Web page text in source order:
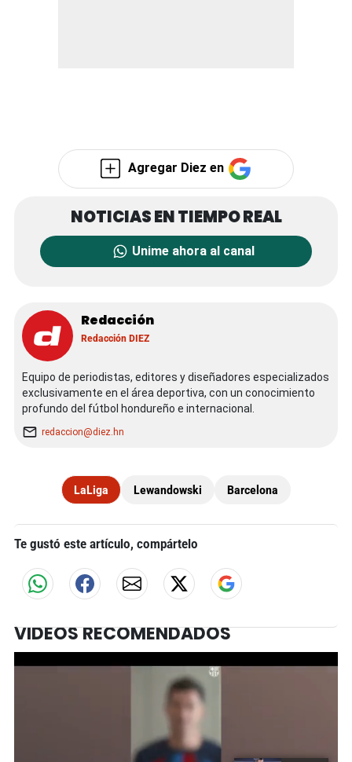
Agregar Diez en
Unime ahora al canal
Redacción
Redacción DIEZ
Equipo de periodistas, editores y diseñadores especializados
exclusivamente en el área deportiva, con un conocimiento
profundo del fútbol hondureño e internacional.
redaccion@diez.hn
LaLiga Lewandowski Barcelona
Te gustó este artículo, compártelo
VIDEOS RECOMENDADOS